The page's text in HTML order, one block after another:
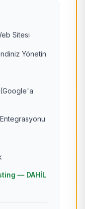
Sitesi
Yönetin
— DAHİL